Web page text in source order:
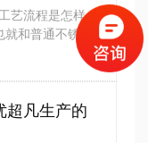
艺流程是怎样
和普通不锈钢
超凡生产的